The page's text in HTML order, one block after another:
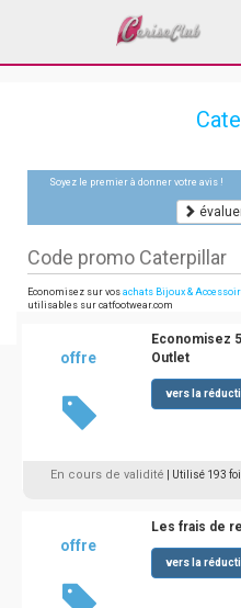
Soyez le premier à donner votre avis !
Code promo Caterpillar
Economisez sur vos achats Bijoux &
utilisables sur catfootwear.com
offre
Economisez
Outlet
vers la
En cours de validité | Utilisé 193
offre
Les frais de
vers la